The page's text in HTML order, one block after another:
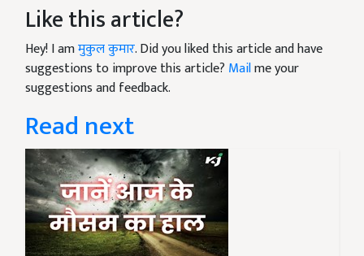
Like this article?
Hey! I amमुकुल कुमार. Did you liked this article and have
suggestions to improve this article? Mailme your
suggestions and feedback.
Read next